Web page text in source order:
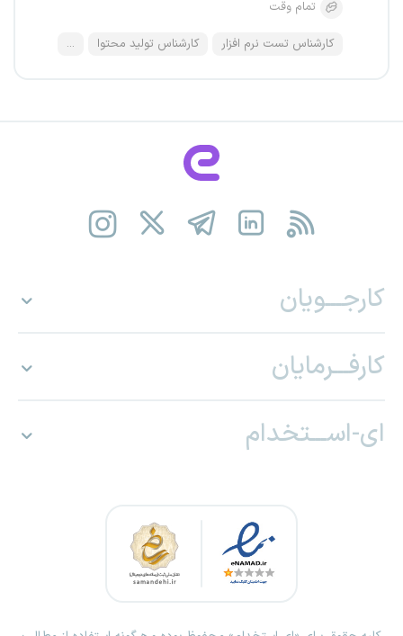
تمام وقت
کارشناس تست نرم افزار کارشناس تولید محتوا ...
کارجـــویان
کارفـــرمایان
ای-اســـتخدام